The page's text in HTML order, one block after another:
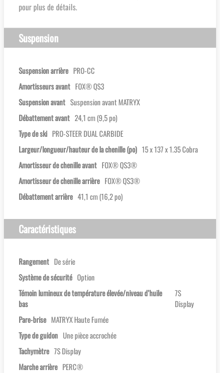
pour plus de détails.
Suspension
Suspension arrière PRO-CC
Amortisseurs avant FOX® QS3
Suspension avant Suspension avant MATRYX
Débattement avant 24,1 cm (9,5 po)
Type de ski PRO-STEER DUAL CARBIDE
Largeur/longueur/hauteur de la chenille (po) 15 x 137 x 1.35 Cobra
Amortisseur de chenille avant FOX® QS3®
Amortisseur de chenille arrière FOX® QS3®
Débattement arrière 41,1 cm (16,2 po)
Caractéristiques
Rangement De série
Système de sécurité Option
Témoin lumineux de température élevée/niveau d’huile
bas
7S
Display
Pare-brise MATRYX Haute Fumée
Type de guidon Une pièce accrochée
Tachymètre 7S Display
Marche arrière PERC®